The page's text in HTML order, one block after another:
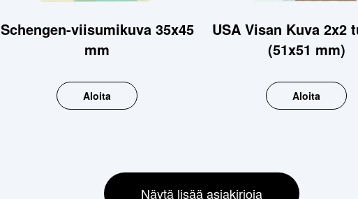
Schengen-viisumikuva 35x45
mm
Aloita
USA Visan Kuva 2x2
(51x51 mm)
Aloita
Näytä lisää asiakirjoja